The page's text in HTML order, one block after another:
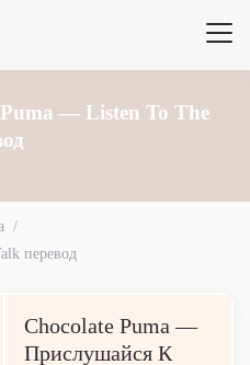
— Listen To The
перевод
Chocolate Puma —
Прислушайся К